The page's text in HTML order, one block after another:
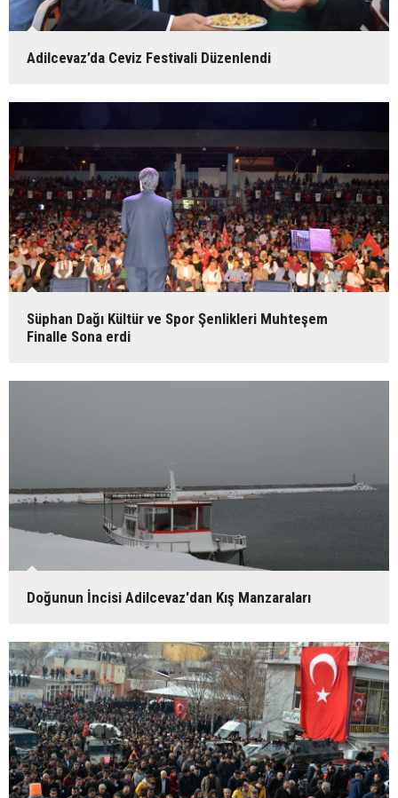
Adilcevaz’da Ceviz Festivali Düzenlendi
Süphan Dağı Kültür ve Spor Şenlikleri Muhteşem
Finalle Sona erdi
Doğunun İncisi Adilcevaz'dan Kış Manzaraları